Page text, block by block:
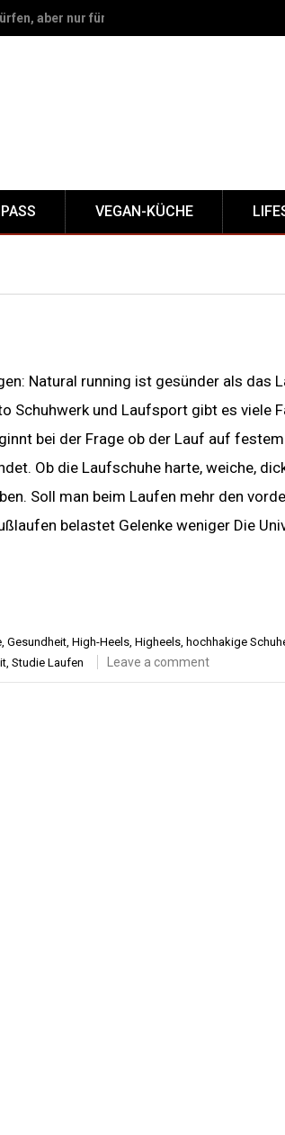
des Ökosystems bei?
VEGAN-KÜCHE
Natural running ist gesünder als das
Schuhwerk und Laufsport gibt es viele
bei der Frage ob der Lauf auf
Ob die Laufschuhe harte, weiche,
Soll man beim Laufen mehr den
belastet Gelenke weniger Die
, Gesundheit, High-Heels, Higheels, hochhakige
, Studie Laufen Leave a comment